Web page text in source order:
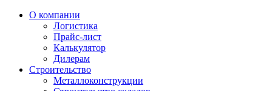
О компании
Логистика
Прайс-лист
Калькулятор
Дилерам
Строительство
Металлоконструкции